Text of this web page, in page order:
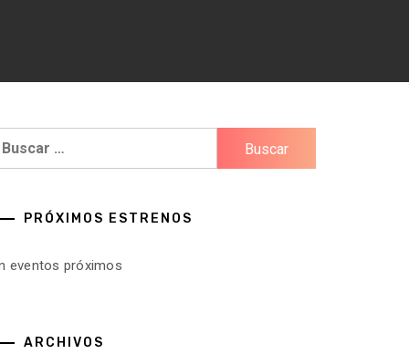
PRÓXIMOS ESTRENOS
eventos próximos
ARCHIVOS